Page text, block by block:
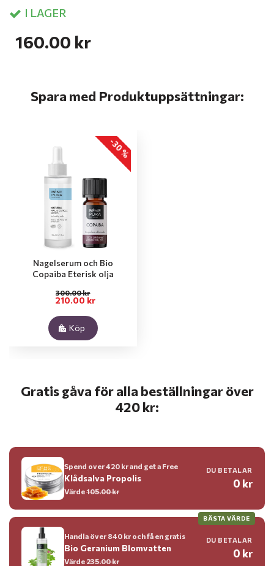
I LAGER
160.00 kr
Gratis gåva för alla beställningar över
420 kr:
Spend over 420 kr and get a Free
Klådsalva Propolis
Värde105.00 kr
DU BETALAR
0 kr
BÄSTA VÄRDE
Handla över 840 kr och få en gratis
Bio Geranium Blomvatten
Värde235.00 kr
DU BETALAR
0 kr
Spara med Produktuppsättningar:
-30 %
Nagelserum och Bio
Copaiba Eterisk olja
210.00 kr
300.00 kr
Köp